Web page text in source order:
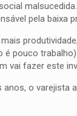
pela baixa
é pouco
vai fazer este
o varejista